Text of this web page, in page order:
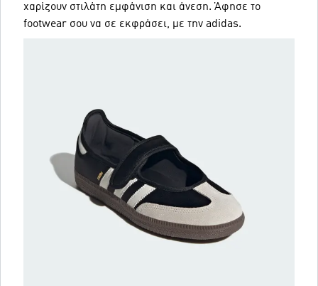
χαρίζουν στιλάτη εμφάνιση και άνεση. Άφησε το
footwear σου να σε εκφράσει, με την adidas.